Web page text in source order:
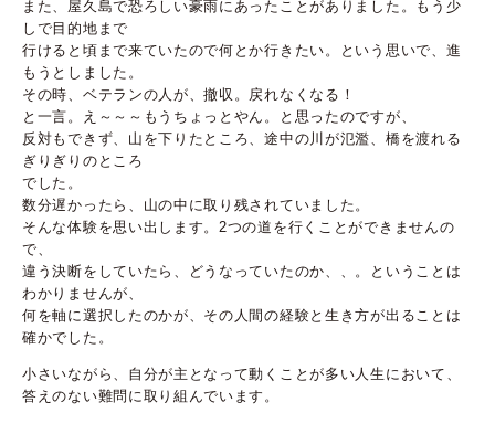
また、屋久島で恐ろしい豪雨にあったことがありました。もう少
しで目的地まで
行けると頃まで来ていたので何とか行きたい。という思いで、進
もうとしました。
その時、ベテランの人が、撤収。戻れなくなる！
と一言。え～～～もうちょっとやん。と思ったのですが、
反対もできず、山を下りたところ、途中の川が氾濫、橋を渡れる
ぎりぎりのところ
でした。
数分遅かったら、山の中に取り残されていました。
そんな体験を思い出します。2つの道を行くことができませんの
で、
違う決断をしていたら、どうなっていたのか、、。ということは
わかりませんが、
何を軸に選択したのかが、その人間の経験と生き方が出ることは
確かでした。
小さいながら、自分が主となって動くことが多い人生において、
答えのない難問に取り組んでいます。